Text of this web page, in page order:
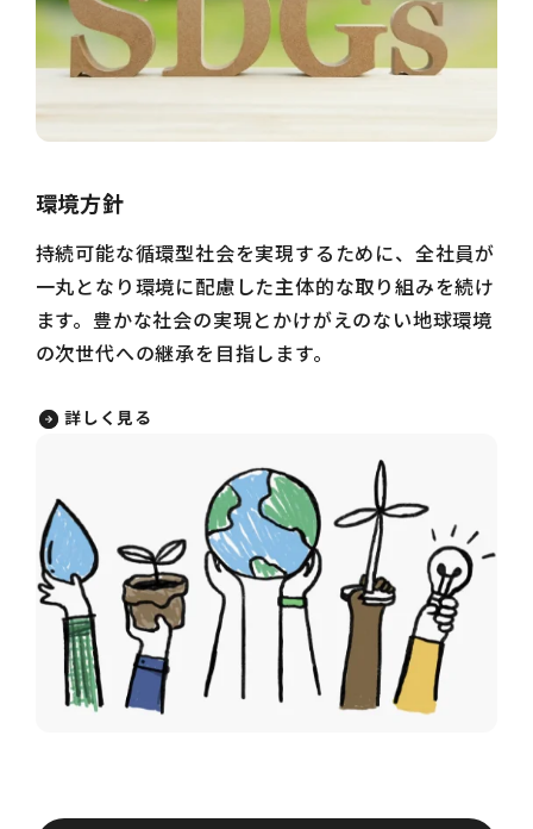
環境方針
持続可能な循環型社会を実現するために、全社員が
一丸となり環境に配慮した主体的な取り組みを続け
ます。豊かな社会の実現とかけがえのない地球環境
の次世代への継承を目指します。
詳しく見る